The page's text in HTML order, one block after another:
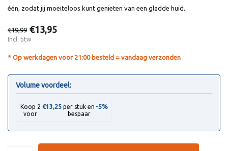
één, zodat jij moeiteloos kunt genieten van een gladde huid.
€19,99 €13,95
Incl. btw
* Op werkdagen voor 21:00 besteld = vandaag verzonden
Volume voordeel:
Koop 2
voor
€13,25 per stuk en
bespaar
-5%